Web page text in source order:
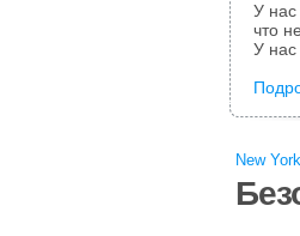
У нас
что
У нас
New York